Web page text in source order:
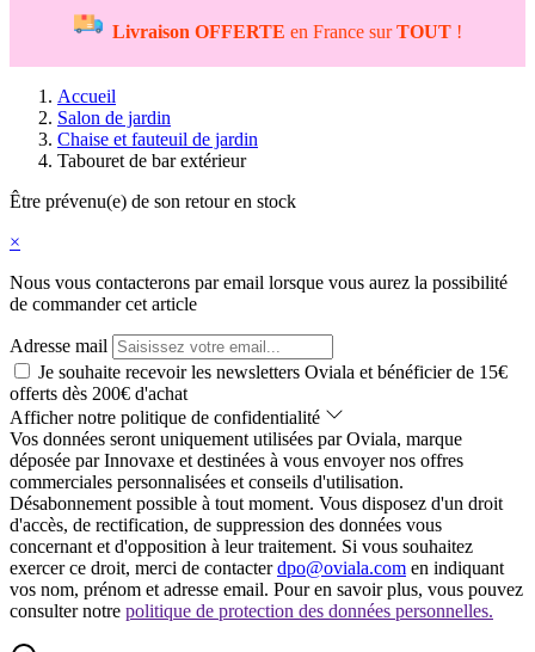
frais
Accueil
Salon de jardin
Chaise et fauteuil de jardin
Tabouret de bar extérieur
Être prévenu(e) de son retour en stock
×
Nous vous contacterons par email lorsque vous aurez la possibilité
de commander cet article
Adresse mail
Je souhaite recevoir les newsletters Oviala et bénéficier de 15€
offerts dès 200€ d'achat
Afficher notre politique de confidentialité
Vos données seront uniquement utilisées par Oviala, marque
déposée par Innovaxe et destinées à vous envoyer nos offres
commerciales personnalisées et conseils d'utilisation.
Désabonnement possible à tout moment. Vous disposez d'un droit
d'accès, de rectification, de suppression des données vous
concernant et d'opposition à leur traitement. Si vous souhaitez
exercer ce droit, merci de contacterdpo@oviala.com en indiquant
vos nom, prénom et adresse email. Pour en savoir plus, vous pouvez
consulter notre politique de protection des données personnelles.